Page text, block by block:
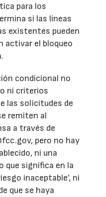
para los
si las líneas
existentes pueden
activar el bloqueo
condicional no
ni criterios
las solicitudes de
remiten al
a través de
pero no hay
ni una
que significa en la
inaceptable’, ni
que se haya